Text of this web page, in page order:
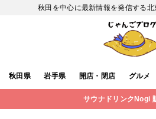
秋田を中心に最新情報を発信する
秋田県 岩手県 開店・閉店 グルメ
サウナドリンクNogi